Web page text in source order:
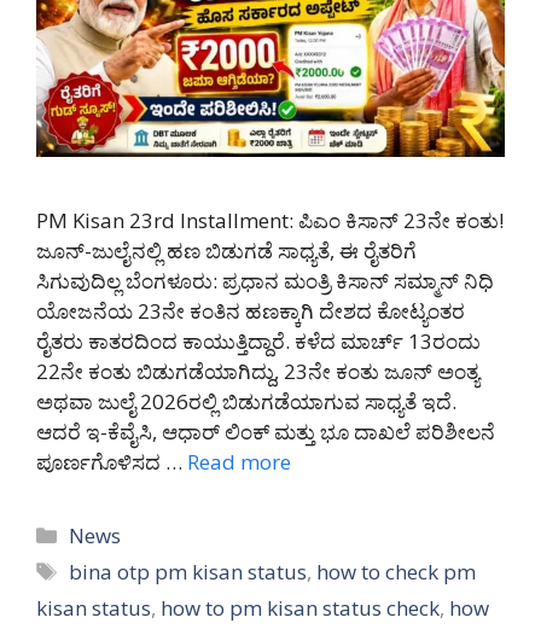
PM Kisan 23rd Installment: ಪಿಎಂ ಕಿಸಾನ್ 23ನೇ ಕಂತು!
ಜೂನ್-ಜುಲೈನಲ್ಲಿ ಹಣ ಬಿಡುಗಡೆ ಸಾಧ್ಯತೆ, ಈ ರೈತರಿಗೆ
ಸಿಗುವುದಿಲ್ಲ ಬೆಂಗಳೂರು: ಪ್ರಧಾನ ಮಂತ್ರಿ ಕಿಸಾನ್ ಸಮ್ಮಾನ್ ನಿಧಿ
ಯೋಜನೆಯ 23ನೇ ಕಂತಿನ ಹಣಕ್ಕಾಗಿ ದೇಶದ ಕೋಟ್ಯಂತರ
ರೈತರು ಕಾತರದಿಂದ ಕಾಯುತ್ತಿದ್ದಾರೆ. ಕಳೆದ ಮಾರ್ಚ್ 13ರಂದು
22ನೇ ಕಂತು ಬಿಡುಗಡೆಯಾಗಿದ್ದು, 23ನೇ ಕಂತು ಜೂನ್ ಅಂತ್ಯ
ಅಥವಾ ಜುಲೈ 2026ರಲ್ಲಿ ಬಿಡುಗಡೆಯಾಗುವ ಸಾಧ್ಯತೆ ಇದೆ.
ಆದರೆ ಇ-ಕೆವೈಸಿ, ಆಧಾರ್ ಲಿಂಕ್ ಮತ್ತು ಭೂ ದಾಖಲೆ ಪರಿಶೀಲನೆ
ಪೂರ್ಣಗೊಳಿಸದ … Read more
Categories
News
Tags
bina otp pm kisan status, how to check pm
kisan status, how to pm kisan status check, how